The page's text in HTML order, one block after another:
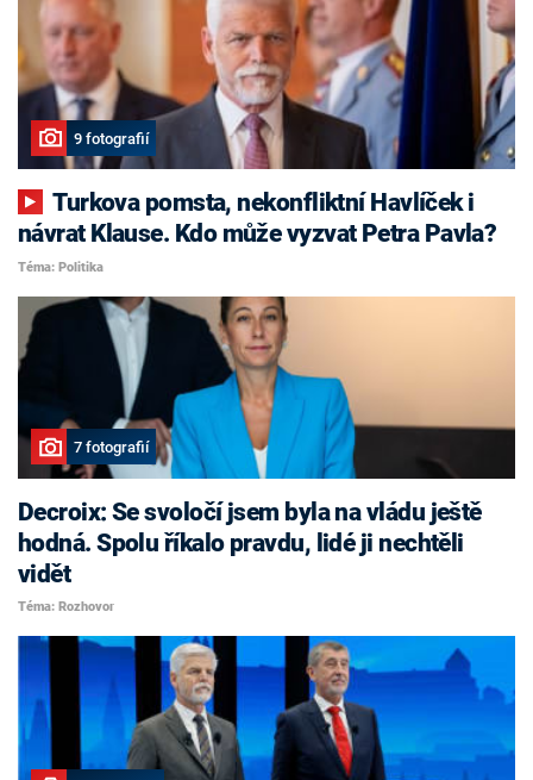
9 fotografií
Turkova pomsta, nekonfliktní Havlíček i
návrat Klause. Kdo může vyzvat Petra Pavla?
Téma: Politika
7 fotografií
Decroix: Se svoločí jsem byla na vládu ještě
hodná. Spolu říkalo pravdu, lidé ji nechtěli
vidět
Téma: Rozhovor